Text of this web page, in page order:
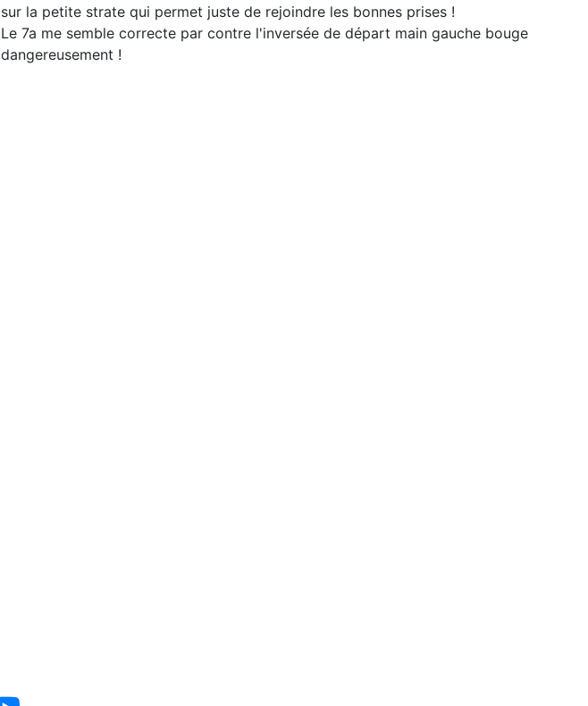
sur la petite strate qui permet juste de rejoindre les bonnes prises !
Le 7a me semble correcte par contre l'inversée de départ main gauche bouge
dangereusement !